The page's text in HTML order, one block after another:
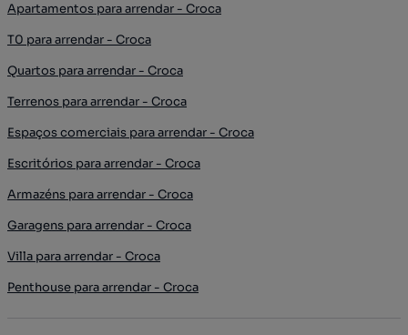
Apartamentos para arrendar - Croca
T0 para arrendar - Croca
Quartos para arrendar - Croca
Terrenos para arrendar - Croca
Espaços comerciais para arrendar - Croca
Escritórios para arrendar - Croca
Armazéns para arrendar - Croca
Garagens para arrendar - Croca
Villa para arrendar - Croca
Penthouse para arrendar - Croca